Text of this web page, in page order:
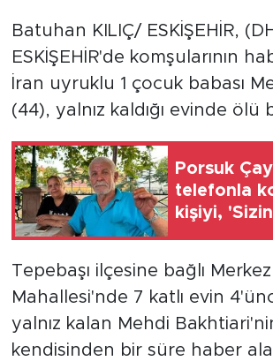
Batuhan KILIÇ/ ESKİŞEHİR,
ESKİŞEHİR'de komşularının
İran uyruklu 1 çocuk babası
(44), yalnız kaldığı evinde ölü
Porsuk
telefonla
kişiyi,
Tepebaşı ilçesine bağlı
Mahallesi'nde 7 katlı evin
yalnız kalan Mehdi
kendisinden bir süre haber